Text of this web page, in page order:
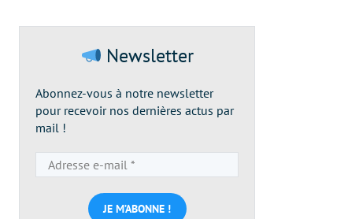
Newsletter
Abonnez-vous à notre newsletter
pour recevoir nos dernières actus par
mail !
e-
mail
*